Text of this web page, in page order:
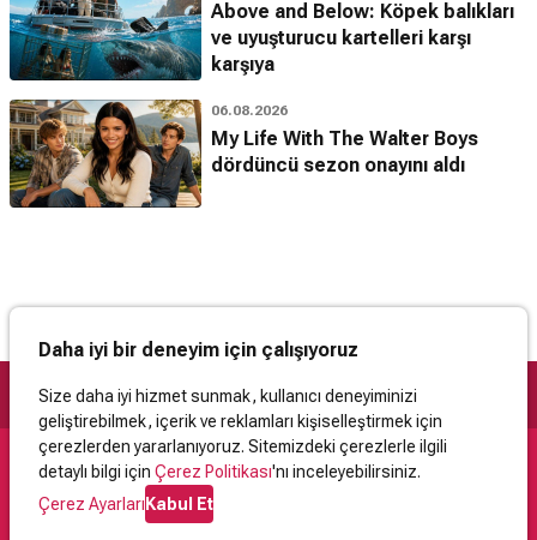
Above and Below: Köpek balıkları
ve uyuşturucu kartelleri karşı
karşıya
06.08.2026
My Life With The Walter Boys
dördüncü sezon onayını aldı
Daha iyi bir deneyim için çalışıyoruz
Size daha iyi hizmet sunmak, kullanıcı deneyiminizi
geliştirebilmek, içerik ve reklamları kişiselleştirmek için
çerezlerden yararlanıyoruz. Sitemizdeki çerezlerle ilgili
detaylı bilgi için Çerez Politikası'nı inceleyebilirsiniz.
Çerez AyarlarıKabul Et
Destek
İletişimYardımKullanıcı Sözleşmesi